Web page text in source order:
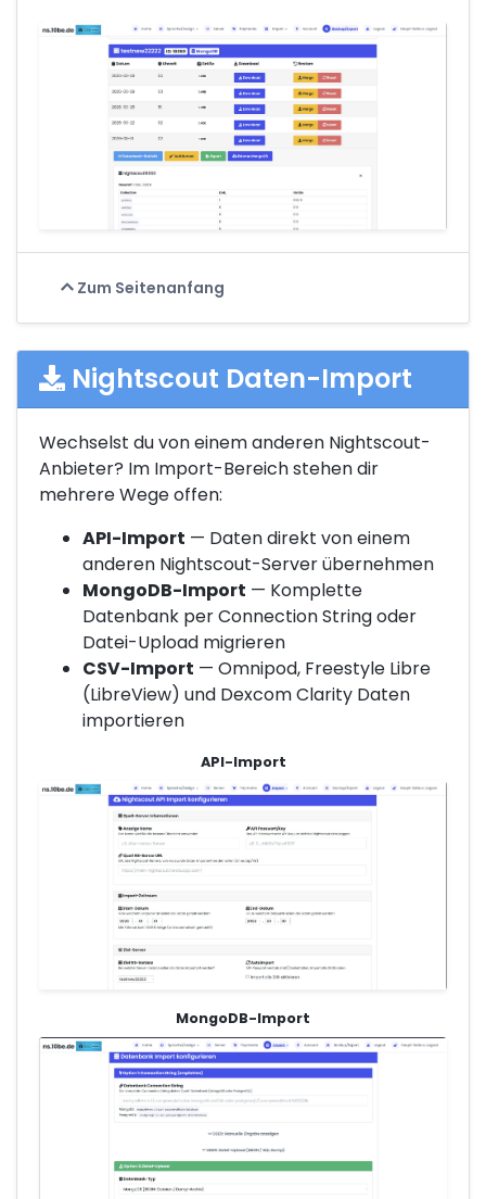
Zum Seitenanfang
Nightscout Daten-Import
Wechselst du von einem anderen Nightscout-
Anbieter? Im Import-Bereich stehen dir
mehrere Wege offen:
API-Import — Daten direkt von einem
anderen Nightscout-Server übernehmen
MongoDB-Import — Komplette
Datenbank per Connection String oder
Datei-Upload migrieren
CSV-Import — Omnipod, Freestyle Libre
(LibreView) und Dexcom Clarity Daten
importieren
API-Import
MongoDB-Import